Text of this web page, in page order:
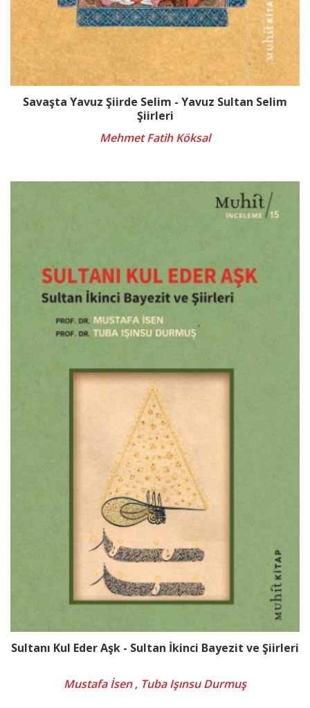
Savaşta Yavuz Şiirde Selim - Yavuz Sultan Selim
Şiirleri
Mehmet Fatih Köksal
Sultanı Kul Eder Aşk - Sultan İkinci Bayezit ve Şiirleri
Mustafa İsen , Tuba Işınsu Durmuş